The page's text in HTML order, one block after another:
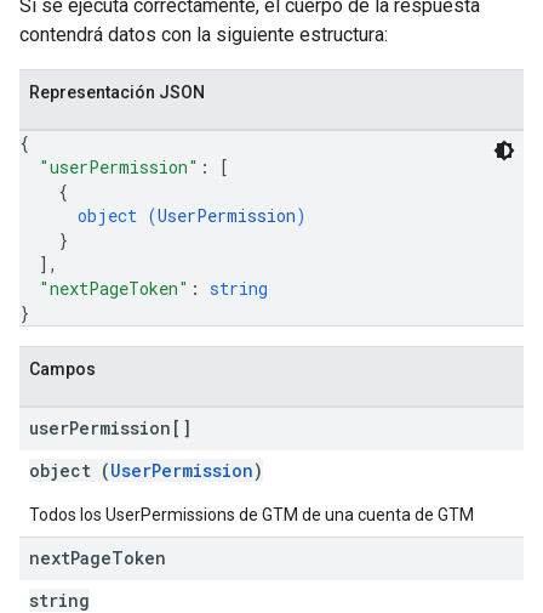
Si se ejecuta correctamente, el cuerpo de la respuesta
contendrá datos con la siguiente estructura:
Representación JSON
{
"userPermission" :
[
{
object (UserPermission)
}
] ,
"nextPageToken" : string
}
Campos
userPermission[]
object (UserPermission)
Todos los UserPermissions de GTM de una cuenta de GTM
nextPageToken
string